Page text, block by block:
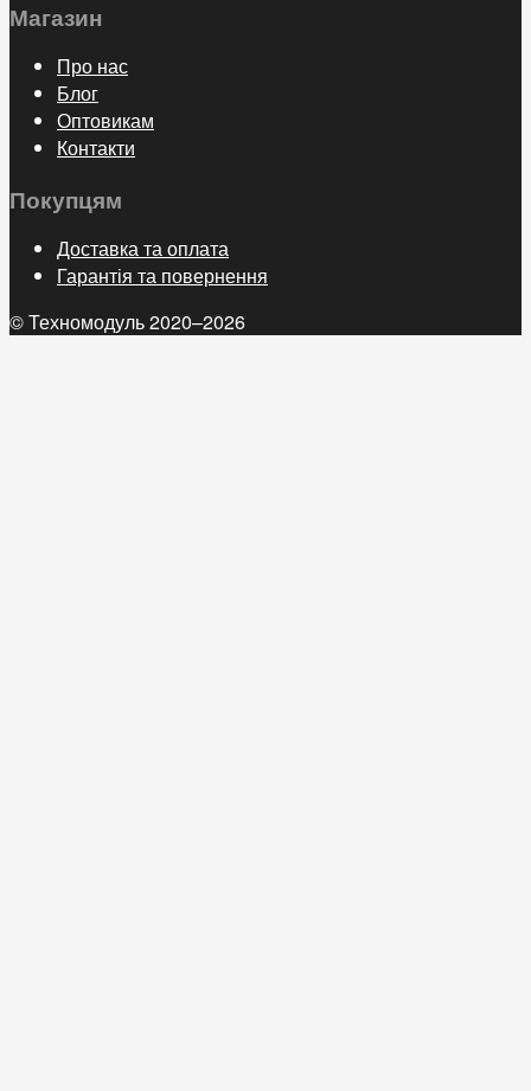
Магазин
Про нас
Блог
Оптовикам
Контакти
Покупцям
Доставка та оплата
Гарантія та повернення
© Техномодуль 2020–2026